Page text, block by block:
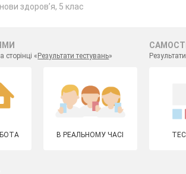
здоров’я, 5 клас
сторінці « Результати тестувань»
В РЕАЛЬНОМУ ЧАСІ